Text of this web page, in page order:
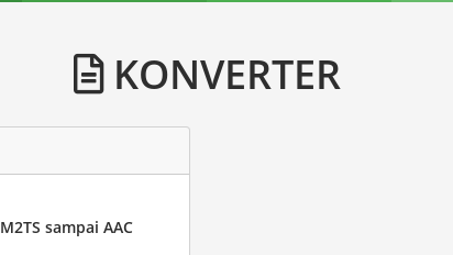
KONVERTER
M2TS sampai AAC